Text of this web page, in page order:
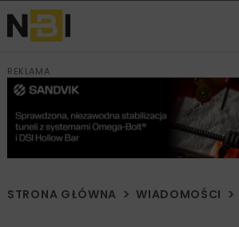
REKLAMA
STRONA GŁÓWNA WIADOMOŚCI